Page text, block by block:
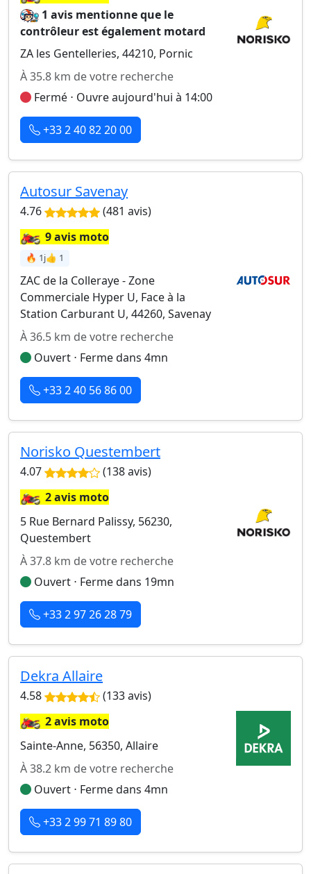
1 avis mentionne que le
contrôleur est également motard
ZA les Gentelleries, 44210, Pornic
À 35.8 km de votre recherche
Fermé ⋅ Ouvre aujourd'hui à 14:00
+33 2 40 82 20 00
Autosur Savenay
4.76 (481 avis)
🏍️9 avis moto
🔥 1j👍 1
ZAC de la Colleraye - Zone
Commerciale Hyper U, Face à la
Station Carburant U, 44260, Savenay
À 36.5 km de votre recherche
Ouvert ⋅ Ferme dans 4mn
+33 2 40 56 86 00
Norisko Questembert
4.07 (138 avis)
🏍️2 avis moto
5 Rue Bernard Palissy, 56230,
Questembert
À 37.8 km de votre recherche
Ouvert ⋅ Ferme dans 19mn
+33 2 97 26 28 79
Dekra Allaire
4.58 (133 avis)
🏍️2 avis moto
Sainte-Anne, 56350, Allaire
À 38.2 km de votre recherche
Ouvert ⋅ Ferme dans 4mn
+33 2 99 71 89 80